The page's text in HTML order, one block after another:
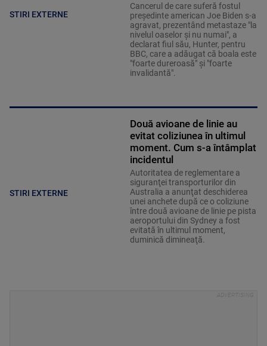
STIRI EXTERNE
Cancerul de care suferă fostul
preşedinte american Joe Biden s-a
agravat, prezentând metastaze "la
nivelul oaselor şi nu numai", a
declarat fiul său, Hunter, pentru
BBC, care a adăugat că boala este
"foarte dureroasă" şi "foarte
invalidantă".
STIRI EXTERNE
Două avioane de linie au
evitat coliziunea în ultimul
moment. Cum s-a întâmplat
incidentul
Autoritatea de reglementare a
siguranţei transporturilor din
Australia a anunţat deschiderea
unei anchete după ce o coliziune
între două avioane de linie pe pista
aeroportului din Sydney a fost
evitată în ultimul moment,
duminică dimineaţă.